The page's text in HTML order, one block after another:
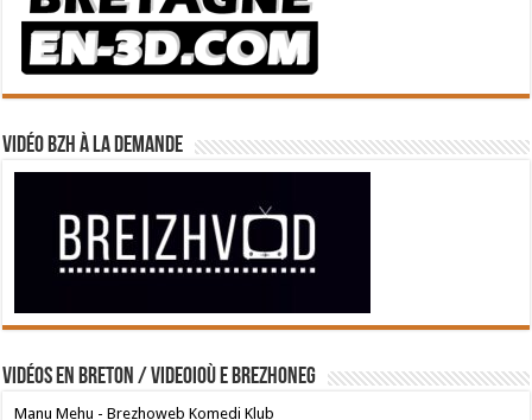
Vidéo BZH à la demande
Vidéos en breton / Videoioù e brezhoneg
Manu Mehu - Brezhoweb Komedi Klub